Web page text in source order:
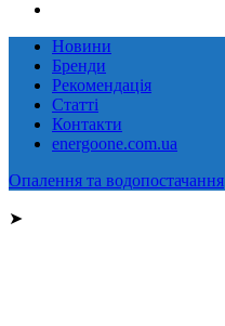
Новини
Бренди
Рекомендація
Статті
Контакти
energoone.com.ua
Опалення та водопостачання
➤